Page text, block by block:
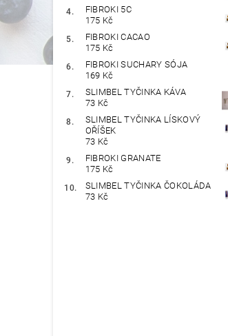
FIBROKI 5C
175 Kč
FIBROKI CACAO
175 Kč
FIBROKI SUCHARY SÓJA
169 Kč
SLIMBEL TYČINKA KÁVA
73 Kč
SLIMBEL TYČINKA LÍSKOVÝ
OŘÍŠEK
73 Kč
FIBROKI GRANATE
175 Kč
SLIMBEL TYČINKA ČOKOLÁDA
73 Kč